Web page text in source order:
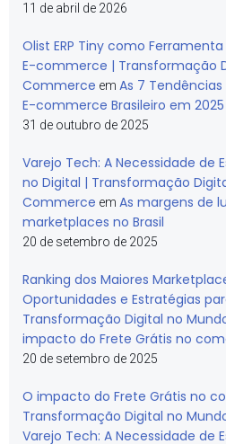
11 de abril de 2026
Olist ERP Tiny como
E-commerce | Transformação
Commerce em As 7
E-commerce Brasileiro em 2025
31 de outubro de 2025
Varejo Tech: A Necessidade de
no Digital | Transformação
Commerce em As margens de
marketplaces no Brasil
20 de setembro de 2025
Ranking dos Maiores
Oportunidades e Estratégias
Transformação Digital no
impacto do Frete Grátis no
20 de setembro de 2025
O impacto do Frete Grátis no
Transformação Digital no
Varejo Tech: A Necessidade de